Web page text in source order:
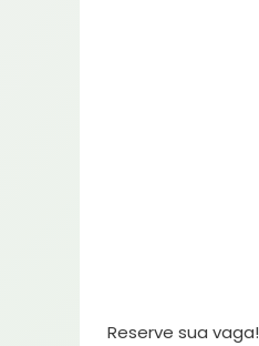
Reserve sua vaga!